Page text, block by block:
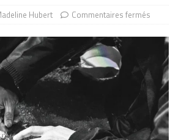
Hubert Commentaires fermés